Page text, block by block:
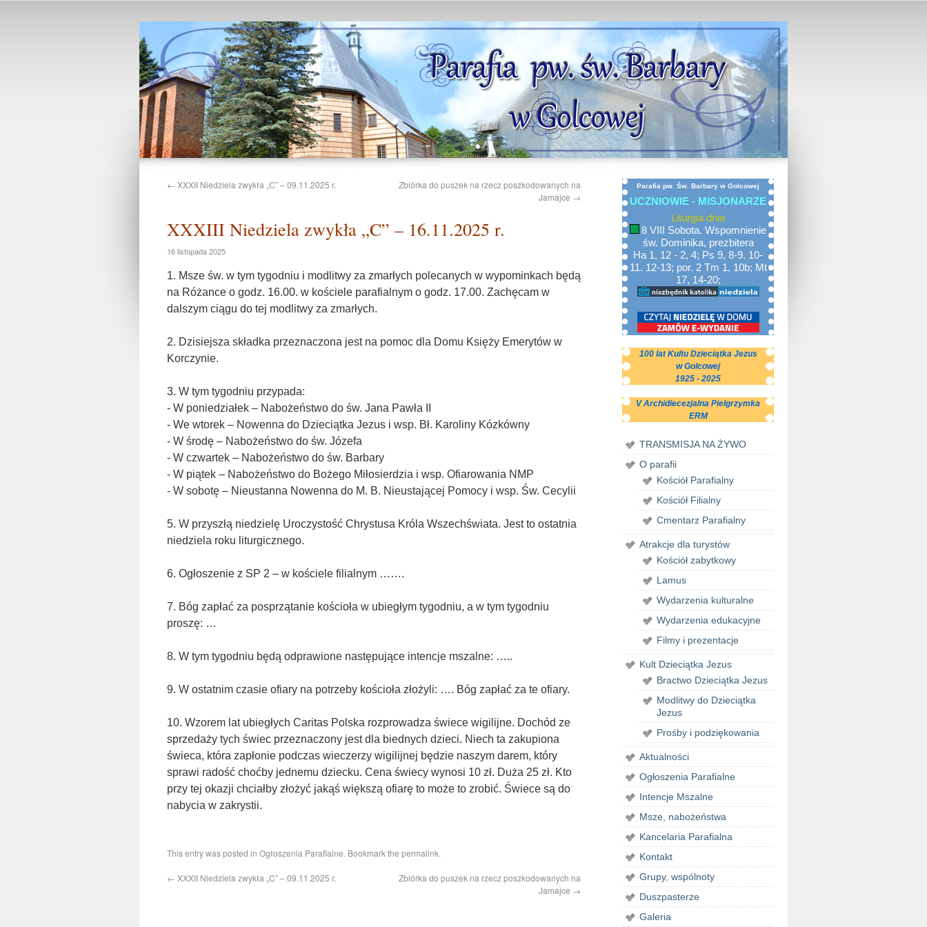
← XXXII Niedziela zwykła „C” – 09.11.2025 r.
Zbiórka do puszek na rzecz poszkodowanych na
Jamajce →
XXXIII Niedziela zwykła „C” – 16.11.2025 r.
16 listopada 2025
1. Msze św. w tym tygodniu i modlitwy za zmarłych polecanych w wypominkach będą
na Różance o godz. 16.00. w kościele parafialnym o godz. 17.00. Zachęcam w
dalszym ciągu do tej modlitwy za zmarłych.
2. Dzisiejsza składka przeznaczona jest na pomoc dla Domu Księży Emerytów w
Korczynie.
3. W tym tygodniu przypada:
- W poniedziałek – Nabożeństwo do św. Jana Pawła II
- We wtorek – Nowenna do Dzieciątka Jezus i wsp. Bł. Karoliny Kózkówny
- W środę – Nabożeństwo do św. Józefa
- W czwartek – Nabożeństwo do św. Barbary
- W piątek – Nabożeństwo do Bożego Miłosierdzia i wsp. Ofiarowania NMP
- W sobotę – Nieustanna Nowenna do M. B. Nieustającej Pomocy i wsp. Św. Cecylii
5. W przyszłą niedzielę Uroczystość Chrystusa Króla Wszechświata. Jest to ostatnia
niedziela roku liturgicznego.
6. Ogłoszenie z SP 2 – w kościele filialnym …….
7. Bóg zapłać za posprzątanie kościoła w ubiegłym tygodniu, a w tym tygodniu
proszę: …
8. W tym tygodniu będą odprawione następujące intencje mszalne: …..
9. W ostatnim czasie ofiary na potrzeby kościoła złożyli: …. Bóg zapłać za te ofiary.
10. Wzorem lat ubiegłych Caritas Polska rozprowadza świece wigilijne. Dochód ze
sprzedaży tych świec przeznaczony jest dla biednych dzieci. Niech ta zakupiona
świeca, która zapłonie podczas wieczerzy wigilijnej będzie naszym darem, który
sprawi radość choćby jednemu dziecku. Cena świecy wynosi 10 zł. Duża 25 zł. Kto
przy tej okazji chciałby złożyć jakąś większą ofiarę to może to zrobić. Świece są do
nabycia w zakrystii.
This entry was posted in Ogłoszenia Parafialne. Bookmark the permalink.
← XXXII Niedziela zwykła „C” – 09.11.2025 r.
Zbiórka do puszek na rzecz poszkodowanych na
Jamajce →
Parafia pw. Św. Barbary w Golcowej
UCZNIOWIE - MISJONARZE
Liturgia dnia
8 VIII Sobota. Wspomnienie
św. Dominika, prezbitera
Ha 1, 12 - 2, 4; Ps 9, 8-9. 10-
11. 12-13; por. 2 Tm 1, 10b; Mt
17, 14-20;
100 lat Kultu Dzieciątka Jezus
w Golcowej
1925 - 2025
V Archidiecezjalna Pielgrzymka
ERM
TRANSMISJA NA ŻYWO
O parafii
Kościół Parafialny
Kościół Filialny
Cmentarz Parafialny
Atrakcje dla turystów
Kościół zabytkowy
Lamus
Wydarzenia kulturalne
Wydarzenia edukacyjne
Filmy i prezentacje
Kult Dzieciątka Jezus
Bractwo Dzieciątka Jezus
Modlitwy do Dzieciątka
Jezus
Prośby i podziękowania
Aktualności
Ogłoszenia Parafialne
Intencje Mszalne
Msze, nabożeństwa
Kancelaria Parafialna
Kontakt
Grupy, wspólnoty
Duszpasterze
Galeria